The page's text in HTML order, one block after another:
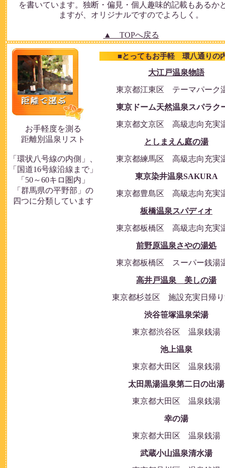
を書いています。独断・偏見・個人趣味的記載もあるか
ますが、オリジナルですのでよろしく。
▲ TOPへ戻る
お手軽度を測る
距離別温泉リスト
「環状八号線の内側」、
「国道16号線沿線まで」
「50～60キロ圏内」
「群馬県の平野部」の
四つに分類しています
■とってもお手軽 環八通りの
大江戸温泉物語
東京都江東区 テーマパーク
東京ドーム天然温泉スパラク
東京都文京区 高級志向充実
としまえん庭の湯
東京都練馬区 高級志向充実
東京染井温泉SAKURA
東京都豊島区 高級志向充実
板橋温泉スパディオ
東京都板橋区 高級志向充実
前野原温泉さやの湯処
東京都板橋区 スーパー銭湯
高井戸温泉 美しの湯
東京都杉並区 施設充実日帰
渋谷笹塚温泉栄湯
東京都渋谷区 温泉銭湯
池上温泉
東京都大田区 温泉銭湯
太田黒湯温泉第二日の出湯
東京都大田区 温泉銭湯
幸の湯
東京都大田区 温泉銭湯
武蔵小山温泉清水湯